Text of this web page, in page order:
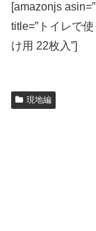
[amazonjs
title=”トイレで
け用 22枚入”]
現地編